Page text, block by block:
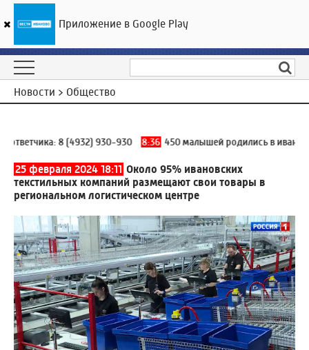
ГТРК «Ивтелерадио»
Новости > Общество
8 (4932) 930-930 8:36 450 малышей родились в
25 февраля 2024 18:11 Около 95% ивановских
текстильных компаний размещают свои товары в
региональном логистическом центре
Приложение в Google Play